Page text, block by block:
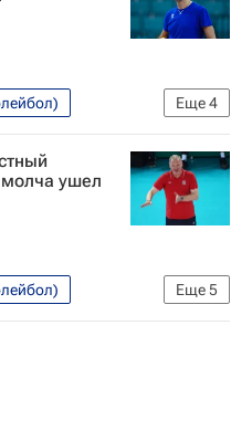
Еще4
Сиденко
молча ушел
Еще5
Спорт